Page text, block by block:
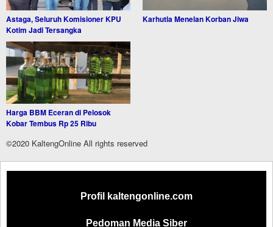
Astaga, Seluruh Komisioner KPU
Kotim Jadi Tersangka
Karhutla Menelan Korban Jiwa
Harga BBM Eceran di Pelosok
Kobar Tembus Rp 25 Ribu
©2020 KaltengOnline All rights reserved
Profil kaltengonline.com
Pedoman Media Siber